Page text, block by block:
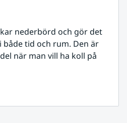
nederbörd och gör det
tid och rum. Den är
när man vill ha koll på